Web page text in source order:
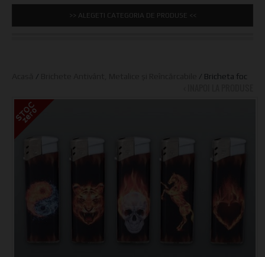
>> ALEGETI CATEGORIA DE PRODUSE <<
/ / Bricheta foc